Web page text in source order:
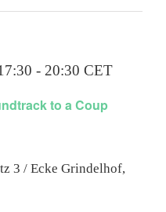
PROGRAMME
PODCASTS
to a Coup
- 20:30 CET
3 / Ecke Grindelhof,